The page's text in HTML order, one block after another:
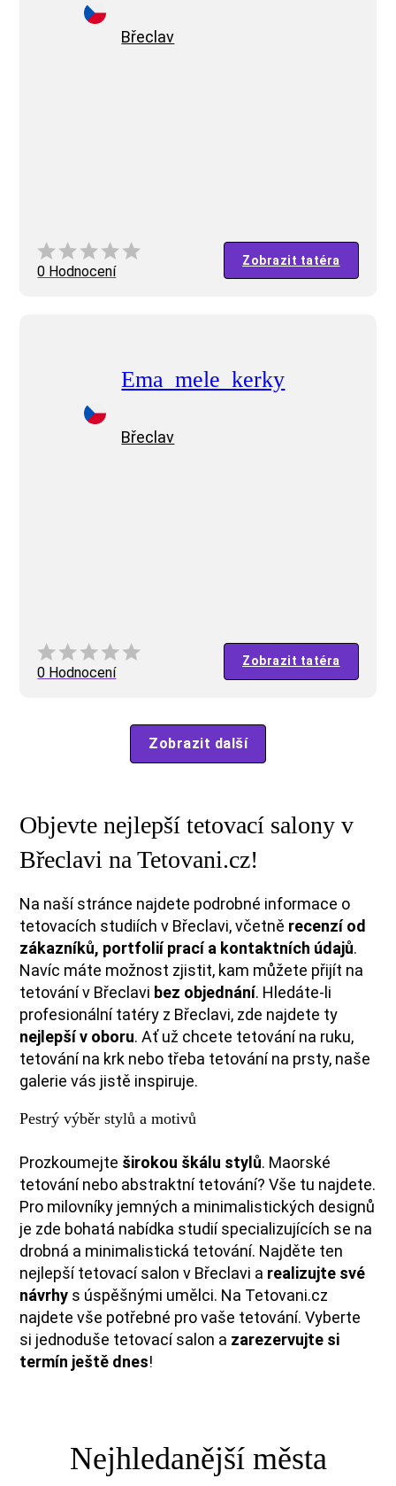
Břeclav
0 Hodnocení
Zobrazit tatéra
Ema_mele_kerky
Břeclav
0 Hodnocení
Zobrazit tatéra
Zobrazit další
Objevte nejlepší tetovací salony v
Břeclavi na Tetovani.cz!
Na naší stránce najdete podrobné informace o
tetovacích studiích v Břeclavi, včetně recenzí od
zákazníků, portfolií prací a kontaktních údajů.
Navíc máte možnost zjistit, kam můžete přijít na
tetování v Břeclavi bez objednání. Hledáte-li
profesionální tatéry z Břeclavi, zde najdete ty
nejlepší v oboru. Ať už chcete tetování na ruku,
tetování na krk nebo třeba tetování na prsty, naše
galerie vás jistě inspiruje.
Pestrý výběr stylů a motivů
Prozkoumejte širokou škálu stylů. Maorské
tetování nebo abstraktní tetování? Vše tu najdete.
Pro milovníky jemných a minimalistických designů
je zde bohatá nabídka studií specializujících se na
drobná a minimalistická tetování. Najděte ten
nejlepší tetovací salon v Břeclavi a realizujte své
návrhy s úspěšnými umělci. Na Tetovani.cz
najdete vše potřebné pro vaše tetování. Vyberte
si jednoduše tetovací salon a zarezervujte si
termín ještě dnes!
Nejhledanější města